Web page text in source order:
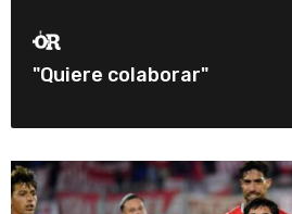
"Quiere colaborar"